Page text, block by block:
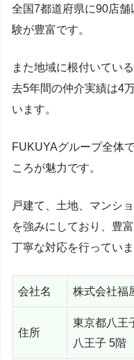
全国7都道府県に90店
験が豊富です。
また地域に根付いてい
去5年間の仲介実績は4
います。
FUKUYAグループ全体
ころが魅力です。
戸建て、土地、マンシ
を強みにしており、豊
丁寧な対応を行っていま
会社名 株式会社福
住所
東京都八王
八王子 5階